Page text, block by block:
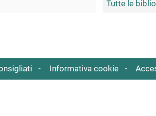
Tutte le
Informativa cookie